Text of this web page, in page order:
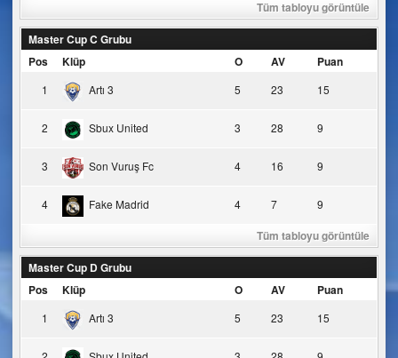
Tüm tabloyu görüntüle
Master Cup C Grubu
Pos
Klüp O AV Puan
1 Artı 3 5 23 15
2 Sbux United 3 28 9
3 Son Vuruş Fc 4 16 9
4 Fake Madrid 4 7 9
Tüm tabloyu görüntüle
Master Cup D Grubu
Pos
Klüp O AV Puan
1 Artı 3 5 23 15